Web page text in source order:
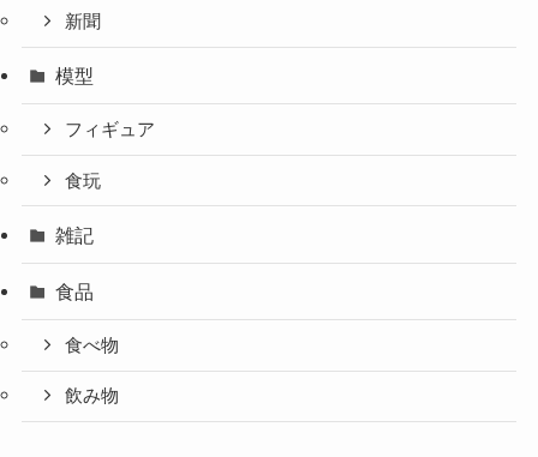
新聞
模型
フィギュア
食玩
雑記
食品
食べ物
飲み物